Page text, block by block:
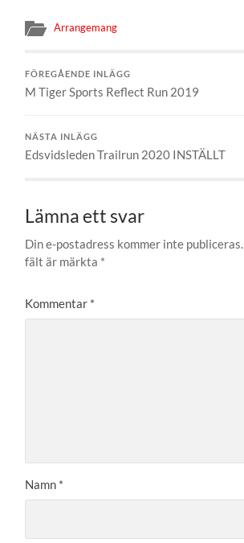
Arrangemang
FÖREGÅENDE INLÄGG
M Tiger Sports Reflect Run 2019
NÄSTA INLÄGG
Edsvidsleden Trailrun 2020 INSTÄLLT
Lämna ett svar
Din e-postadress kommer inte publiceras.
fält är märkta *
Kommentar *
Namn *